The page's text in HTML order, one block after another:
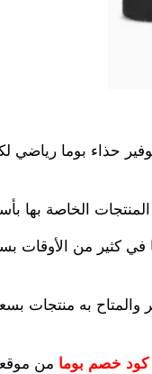
حذاء بوما رياضي
الخاصة بها
في كثير من الأوقات
والمتاح به منتجات
كود خصم بوما من